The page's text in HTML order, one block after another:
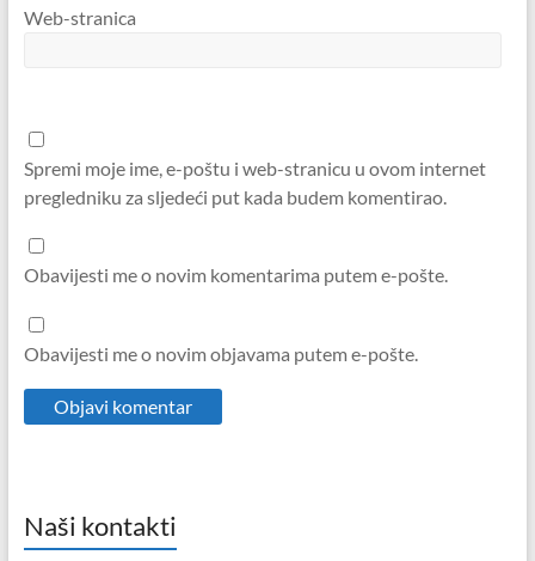
Web-stranica
Spremi moje ime, e-poštu i web-stranicu u ovom internet
pregledniku za sljedeći put kada budem komentirao.
Obavijesti me o novim komentarima putem e-pošte.
Obavijesti me o novim objavama putem e-pošte.
Naši kontakti